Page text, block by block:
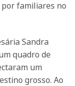
familiares no
Sandra
quadro de
um
grosso. Ao